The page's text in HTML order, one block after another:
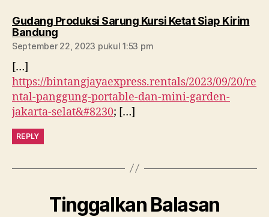
Gudang Produksi Sarung Kursi Ketat Siap Kirim
Bandungberkomentar:
September 22, 2023 pukul 1:53 pm
[…]
https://bintangjayaexpress.rentals/2023/09/20/re
ntal-panggung-portable-dan-mini-garden-
jakarta-selat&#8230; […]
REPLY
Tinggalkan Balasan